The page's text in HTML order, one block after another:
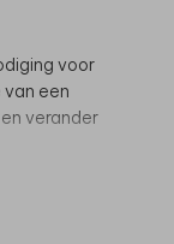
voor
van een
verander
kan